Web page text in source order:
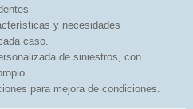
y necesidades
caso.
de siniestros, con
para mejora de condiciones.